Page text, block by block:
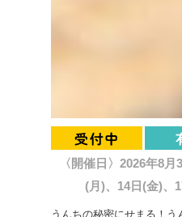
〈開催日〉2026年8
(月)、14日(金)、
うんちの秘密にせまる！